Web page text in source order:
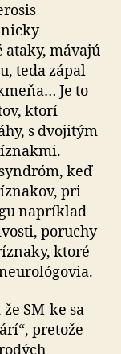
mávajú
teda zápal
Je to
ktorí
s dvojitým
keď
pri
napríklad
poruchy
ktoré
SM-ke sa
pretože